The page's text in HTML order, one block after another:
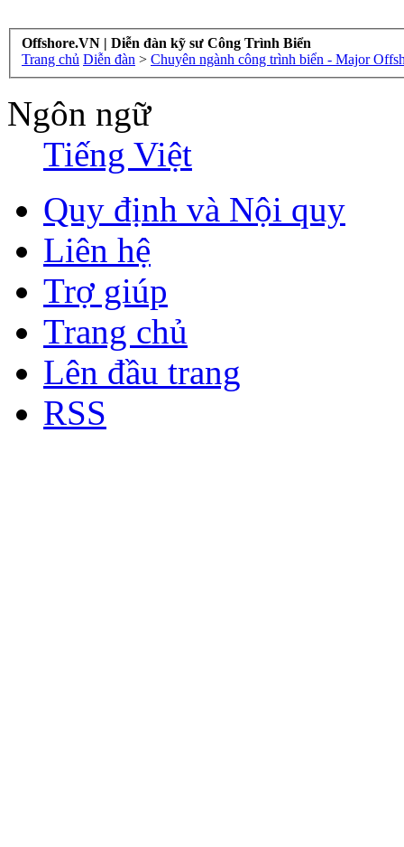
Offshore.VN | Diễn đàn kỹ sư Công Trình Biển
Trang chủ Diễn đàn > Chuyên ngành công trình biển - Major
Ngôn ngữ
Tiếng Việt
Quy định và Nội quy
Liên hệ
Trợ giúp
Trang chủ
Lên đầu trang
RSS